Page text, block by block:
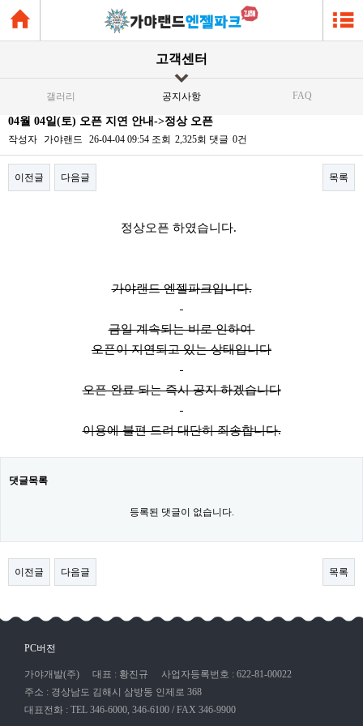
고객센터
갤러리 공지사항 FAQ
04월 04일(토) 오픈 지연 안내->정상 오픈
작성자 가야랜드 26-04-04 09:54 조회 2,325회 댓글 0건
이전글 다음글 목록
정상오픈 하였습니다.
가야랜드 엔젤파크입니다.
금일 계속되는 비로 인하여
오픈이 지연되고 있는 상태입니다
오픈 완료 되는 즉시 공지 하겠습니다
이용에 불편 드려 대단히 죄송합니다.
댓글목록
등록된 댓글이 없습니다.
이전글 다음글 목록
PC버전
가야개발(주) 대표 : 황진규
사업자등록번호 : 622-81-00022
주소 : 경상남도 김해시 삼방동 인제로 368
대표전화 : TEL 346-6000, 346-6100 / FAX 346-9900